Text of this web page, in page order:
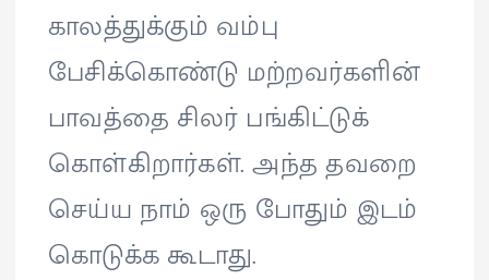
காலத்துக்கும் வம்பு
பேசிக்கொண்டு மற்றவர்களின்
பாவத்தை சிலர் பங்கிட்டுக்
கொள்கிறார்கள். அந்த தவறை
செய்ய நாம் ஒரு போதும் இடம்
கொடுக்க கூடாது.